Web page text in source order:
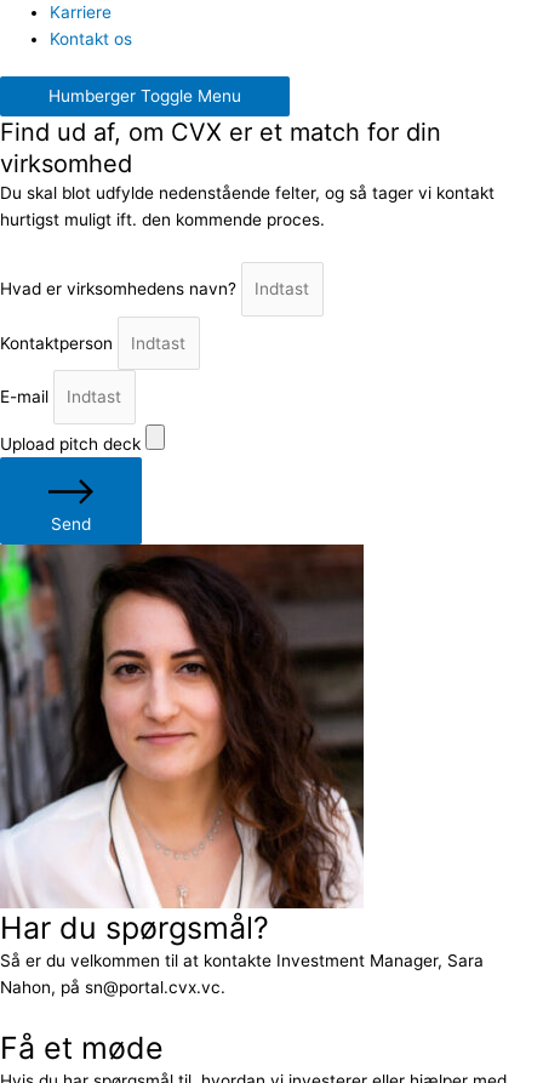
Karriere
Kontakt os
Humberger Toggle Menu
Find ud af, om CVX er et match for din
virksomhed
Du skal blot udfylde nedenstående felter, og så tager vi kontakt
hurtigst muligt ift. den kommende proces.
Hvad er virksomhedens navn?
Kontaktperson
E-mail
Upload pitch deck
Send
Har du spørgsmål?
Så er du velkommen til at kontakte Investment Manager, Sara
Nahon, på sn@portal.cvx.vc.
Få et møde